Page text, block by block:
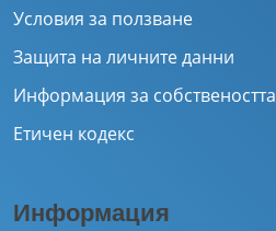
Условия за ползване
Защита на личните данни
Информация за собствеността
Етичен кодекс
Информация